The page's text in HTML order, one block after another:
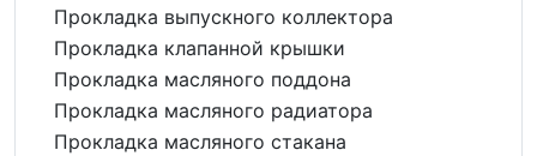
Прокладка выпускного коллектора
Прокладка клапанной крышки
Прокладка масляного поддона
Прокладка масляного радиатора
Прокладка масляного стакана